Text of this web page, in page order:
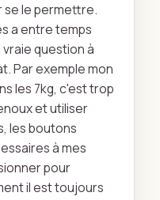
se le permettre.
a entre temps
question à
Par exemple mon
les 7kg, c'est trop
et utiliser
les boutons
à mes
pour
il est toujours